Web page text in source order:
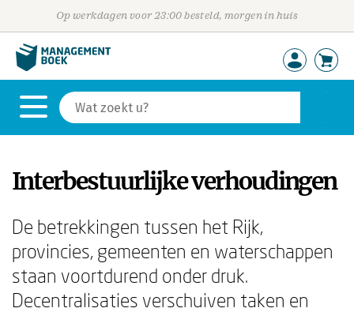
Op werkdagen voor 23:00 besteld, morgen in huis
Interbestuurlijke verhoudingen
De betrekkingen tussen het Rijk,
provincies, gemeenten en waterschappen
staan voortdurend onder druk.
Decentralisaties verschuiven taken en